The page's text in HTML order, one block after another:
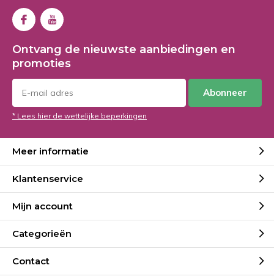
Ontvang de nieuwste aanbiedingen en
promoties
Abonneer
* Lees hier de wettelijke beperkingen
Meer informatie
Klantenservice
Mijn account
Categorieën
Contact